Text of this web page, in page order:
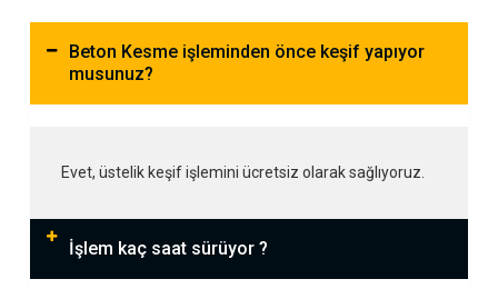
Beton Kesme işleminden önce keşif yapıyor
musunuz?
Evet, üstelik keşif işlemini ücretsiz olarak sağlıyoruz.
İşlem kaç saat sürüyor ?